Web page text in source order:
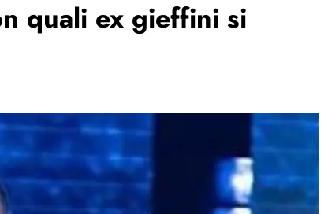
quali ex gieffini si